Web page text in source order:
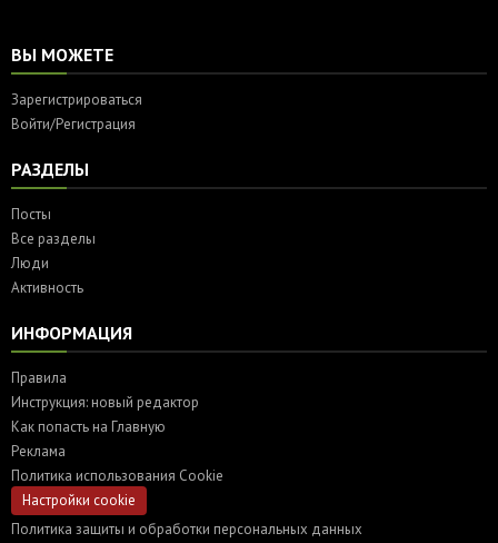
ВЫ МОЖЕТЕ
Зарегистрироваться
Войти/Регистрация
РАЗДЕЛЫ
Посты
Все разделы
Люди
Активность
ИНФОРМАЦИЯ
Правила
Инструкция: новый редактор
Как попасть на Главную
Реклама
Политика использования Cookie
Настройки cookie
Политика защиты и обработки персональных данных